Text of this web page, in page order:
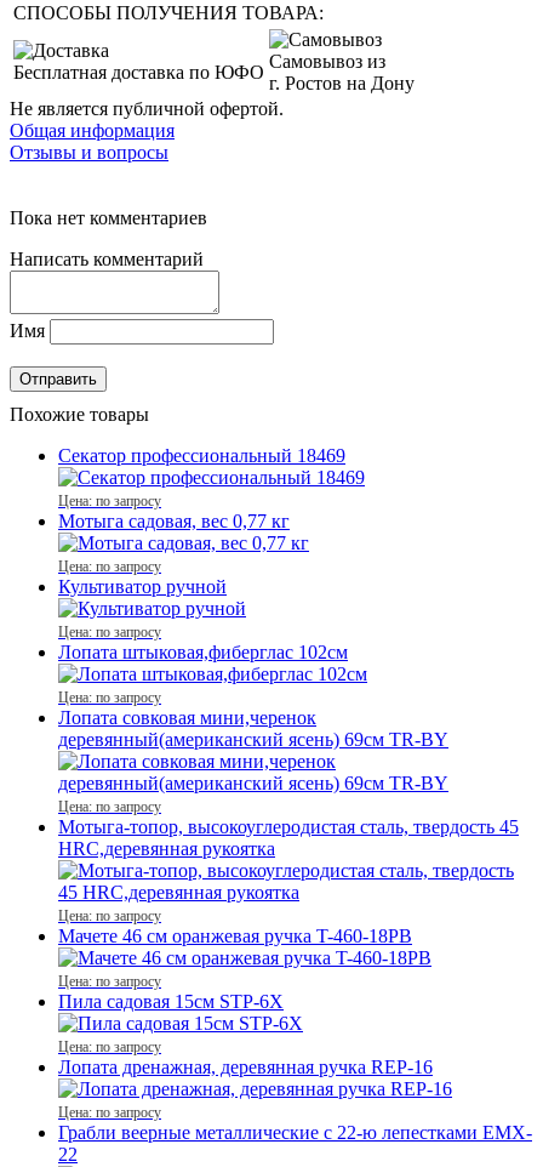
СПОСОБЫ ПОЛУЧЕНИЯ ТОВАРА:
Бесплатная доставка по ЮФО
Самовывоз из
г. Ростов на Дону
Не является публичной офертой.
Общая информация
Отзывы и вопросы
Пока нет комментариев
Написать комментарий
Имя
Похожие товары
Секатор профессиональный 18469
Цена: по запросу
Мотыга садовая, вес 0,77 кг
Цена: по запросу
Культиватор ручной
Цена: по запросу
Лопата штыковая,фиберглас 102см
Цена: по запросу
Лопата совковая мини,черенок
деревянный(американский ясень) 69см TR-BY
Цена: по запросу
Мотыга-топор, высокоуглеродистая сталь, твердость 45
HRC,деревянная рукоятка
Цена: по запросу
Мачете 46 см оранжевая ручка T-460-18PB
Цена: по запросу
Пила садовая 15см STP-6X
Цена: по запросу
Лопата дренажная, деревянная ручка REР-16
Цена: по запросу
Грабли веерные металлические с 22-ю лепестками EMX-
22